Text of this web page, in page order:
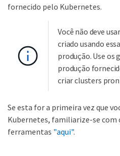
fornecido pelo Kubernetes.
Você não deve
criado usando
produção. Use os
produção
criar clusters
Se esta for a primeira vez que
Kubernetes, familiarize-se com
ferramentas "aqui".